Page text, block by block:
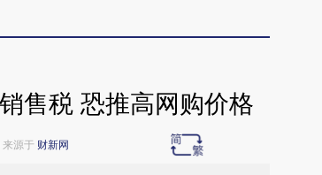
售税 恐推高网购价格
源于 财新网